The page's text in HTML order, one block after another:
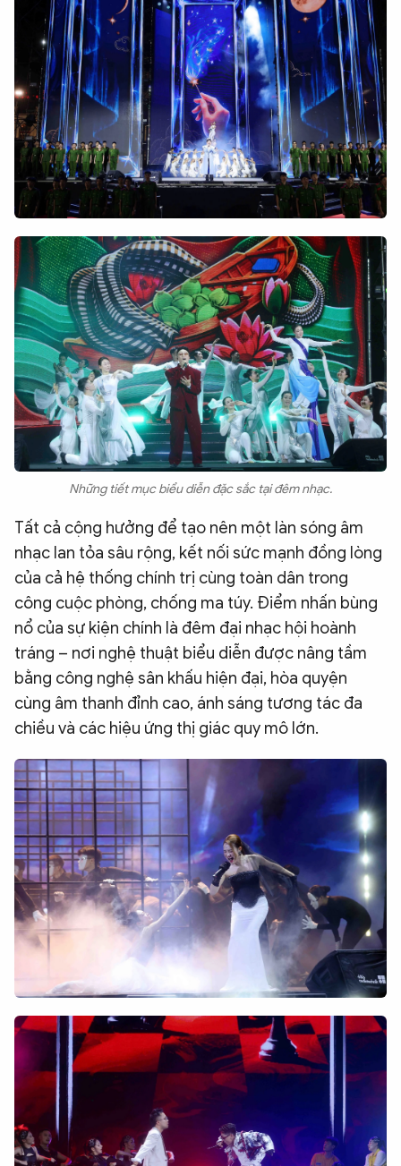
Những tiết mục biểu diễn đặc sắc tại đêm nhạc.
Tất cả cộng hưởng để tạo nên một làn sóng âm
nhạc lan tỏa sâu rộng, kết nối sức mạnh đồng lòng
của cả hệ thống chính trị cùng toàn dân trong
công cuộc phòng, chống ma túy. Điểm nhấn bùng
nổ của sự kiện chính là đêm đại nhạc hội hoành
tráng – nơi nghệ thuật biểu diễn được nâng tầm
bằng công nghệ sân khấu hiện đại, hòa quyện
cùng âm thanh đỉnh cao, ánh sáng tương tác đa
chiều và các hiệu ứng thị giác quy mô lớn.